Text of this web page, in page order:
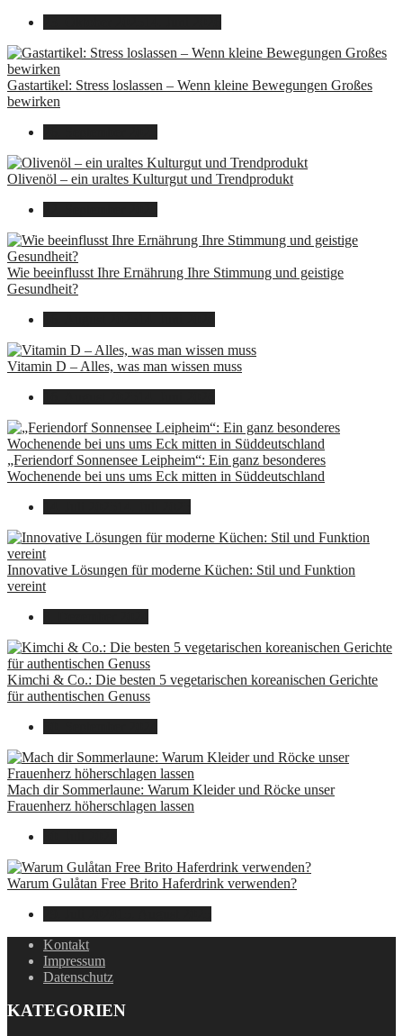
Gastartikel: Stress loslassen – Wenn kleine Bewegungen Großes
bewirken
Olivenöl – ein uraltes Kulturgut und Trendprodukt
Wie beeinflusst Ihre Ernährung Ihre Stimmung und geistige
Gesundheit?
Vitamin D – Alles, was man wissen muss
„Feriendorf Sonnensee Leipheim“: Ein ganz besonderes
Wochenende bei uns ums Eck mitten in Süddeutschland
Innovative Lösungen für moderne Küchen: Stil und Funktion
vereint
Kimchi & Co.: Die besten 5 vegetarischen koreanischen Gerichte
für authentischen Genuss
Mach dir Sommerlaune: Warum Kleider und Röcke unser
Frauenherz höherschlagen lassen
Warum Gulåtan Free Brito Haferdrink verwenden?
Kontakt
Impressum
Datenschutz
KATEGORIEN